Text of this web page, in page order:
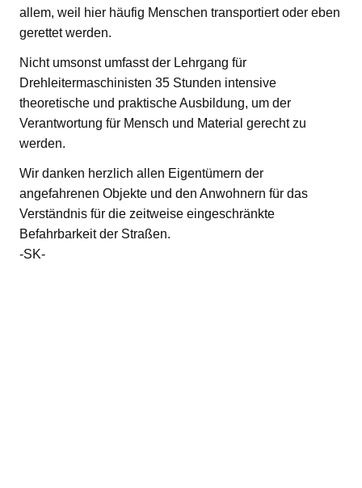
allem, weil hier häufig Menschen transportiert oder eben
gerettet werden.
Nicht umsonst umfasst der Lehrgang für
Drehleitermaschinisten 35 Stunden intensive
theoretische und praktische Ausbildung, um der
Verantwortung für Mensch und Material gerecht zu
werden.
Wir danken herzlich allen Eigentümern der
angefahrenen Objekte und den Anwohnern für das
Verständnis für die zeitweise eingeschränkte
Befahrbarkeit der Straßen.
-SK-